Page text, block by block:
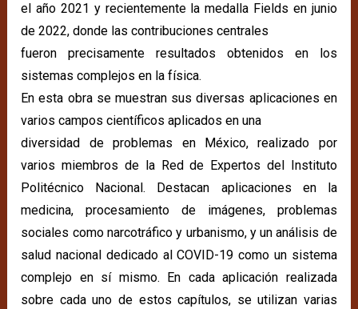
el año 2021 y recientemente la medalla Fields en junio
de 2022, donde las contribuciones centrales
fueron precisamente resultados obtenidos en los
sistemas complejos en la física.
En esta obra se muestran sus diversas aplicaciones en
varios campos científicos aplicados en una
diversidad de problemas en México, realizado por
varios miembros de la Red de Expertos del Instituto
Politécnico Nacional. Destacan aplicaciones en la
medicina, procesamiento de imágenes, problemas
sociales como narcotráfico y urbanismo, y un análisis de
salud nacional dedicado al COVID-19 como un sistema
complejo en sí mismo. En cada aplicación realizada
sobre cada uno de estos capítulos, se utilizan varias